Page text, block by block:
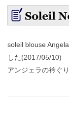
soleil blouse
した(2017/05/10)
アンジェラの衿ぐ